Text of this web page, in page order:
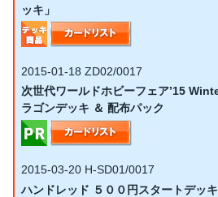
ッキ」
2015-01-18 ZD02/0017
次世代ワールドホビーフェア’15
ラゴンデッキ ＆ 配布パック
2015-03-20 H-SD01/0017
ハンドレッド ５００円スタートデッ